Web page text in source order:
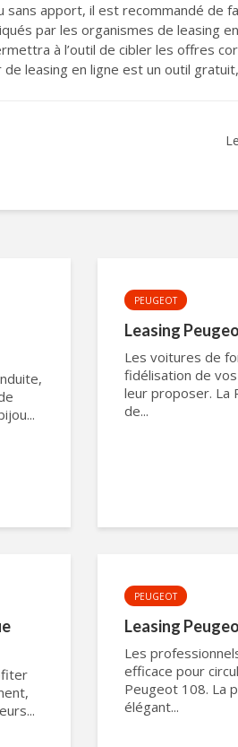
sans apport, il est recommandé
par les organismes de leasing
à l’outil de cibler les offres
leasing en ligne est un outil
PEUGEOT
Leasing
Les voitures de
fidélisation de
leur proposer. La
de...
PEUGEOT
Leasing
Les
efficace pour
Peugeot 108. La
élégant...